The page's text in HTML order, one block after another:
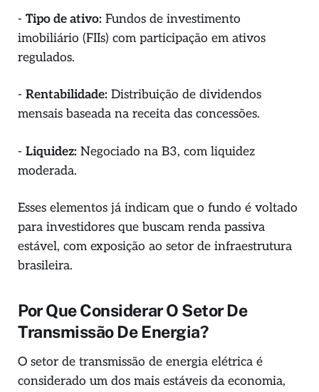
- Tipo de ativo: Fundos de investimento
imobiliário (FIIs) com participação em ativos
regulados.
- Rentabilidade: Distribuição de dividendos
mensais baseada na receita das concessões.
- Liquidez: Negociado na B3, com liquidez
moderada.
Esses elementos já indicam que o fundo é voltado
para investidores que buscam renda passiva
estável, com exposição ao setor de infraestrutura
brasileira.
Por Que Considerar O Setor De
Transmissão De Energia?
O setor de transmissão de energia elétrica é
considerado um dos mais estáveis da economia,